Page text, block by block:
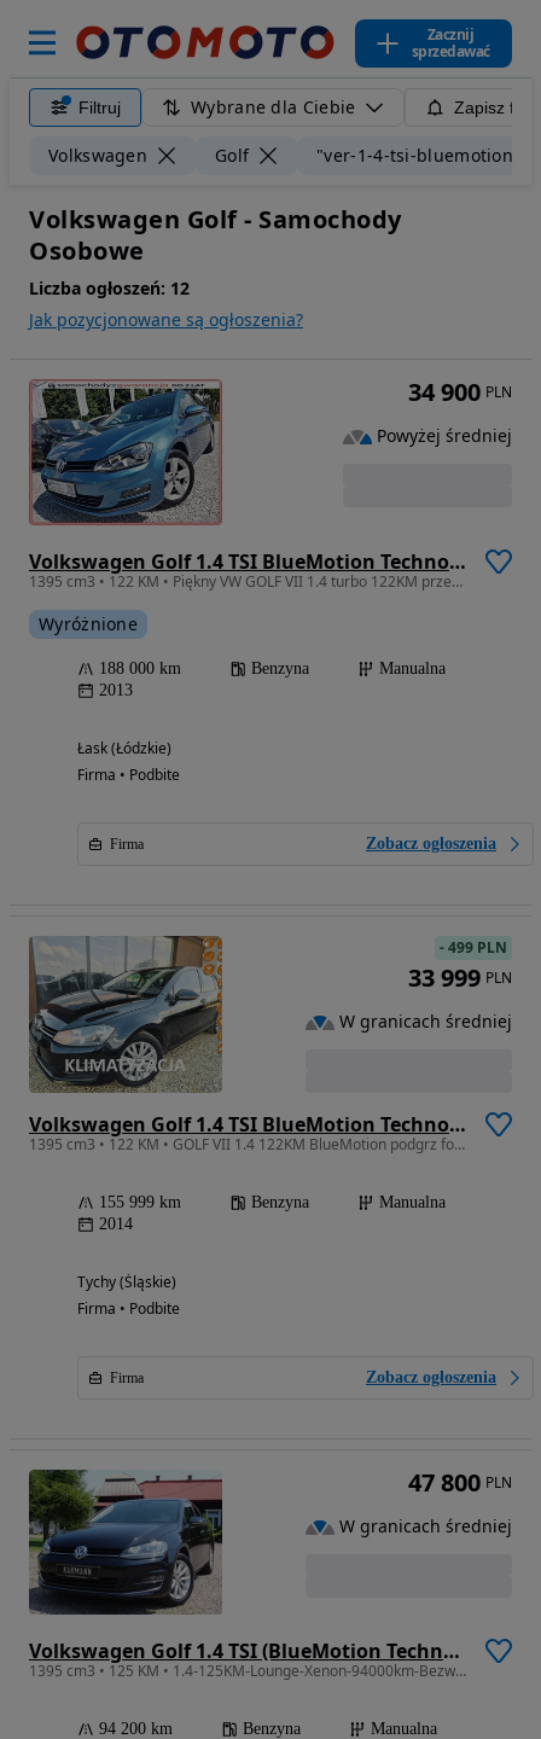
Zacznij
sprzedawać
Filtruj Wybrane dla Ciebie Zapisz
Volkswagen Golf "ver-1-4-tsi-bluemotion-
Volkswagen Golf - Samochody
Osobowe
Liczba ogłoszeń: 12
Jak pozycjonowane są ogłoszenia?
Volkswagen Golf 1.4 TSI BlueMotion Technology Comfortline
1395 cm3 • 122 KM • Piękny VW GOLF VII 1.4 turbo 122KM przeb 188tyś 100%BEZWYP 1ROK GWARAN
Wyróżnione
188 000 km Benzyna
Manualna
2013
Łask (Łódzkie)
Firma • Podbite
Firma Zobacz ogłoszenia
34 900 PLN
Powyżej średniej
Volkswagen Golf 1.4 TSI BlueMotion Technology Comfortline
1395 cm3 • 122 KM • GOLF VII 1.4 122KM BlueMotion podgrz fote KAMERA navi SERWIS 2014
155 999 km Benzyna
Manualna
2014
Tychy (Śląskie)
Firma • Podbite
Firma Zobacz ogłoszenia
-499 PLN
33 999 PLN
W granicach średniej
Volkswagen Golf 1.4 TSI (BlueMotion Technology) Comfortline
1395 cm3 • 125 KM • 1.4-125KM-Lounge-Xenon-94000km-Bezwypadkowy
94 200 km Benzyna
Manualna
47 800 PLN
W granicach średniej